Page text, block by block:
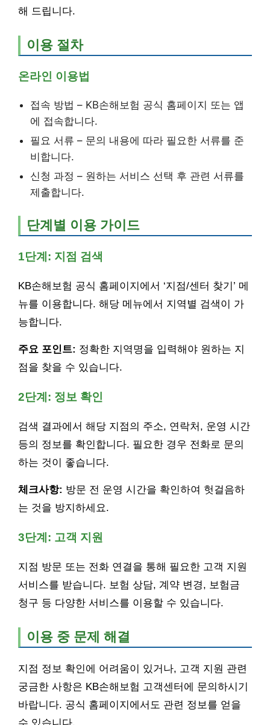
해 드립니다.
이용 절차
온라인 이용법
접속 방법 – KB손해보험 공식 홈페이지 또는 앱
에 접속합니다.
필요 서류 – 문의 내용에 따라 필요한 서류를 준
비합니다.
신청 과정 – 원하는 서비스 선택 후 관련 서류를
제출합니다.
단계별 이용 가이드
1단계: 지점 검색
KB손해보험 공식 홈페이지에서 ‘지점/센터 찾기’ 메
뉴를 이용합니다. 해당 메뉴에서 지역별 검색이 가
능합니다.
주요 포인트: 정확한 지역명을 입력해야 원하는 지
점을 찾을 수 있습니다.
2단계: 정보 확인
검색 결과에서 해당 지점의 주소, 연락처, 운영 시간
등의 정보를 확인합니다. 필요한 경우 전화로 문의
하는 것이 좋습니다.
체크사항: 방문 전 운영 시간을 확인하여 헛걸음하
는 것을 방지하세요.
3단계: 고객 지원
지점 방문 또는 전화 연결을 통해 필요한 고객 지원
서비스를 받습니다. 보험 상담, 계약 변경, 보험금
청구 등 다양한 서비스를 이용할 수 있습니다.
이용 중 문제 해결
지점 정보 확인에 어려움이 있거나, 고객 지원 관련
궁금한 사항은 KB손해보험 고객센터에 문의하시기
바랍니다. 공식 홈페이지에서도 관련 정보를 얻을